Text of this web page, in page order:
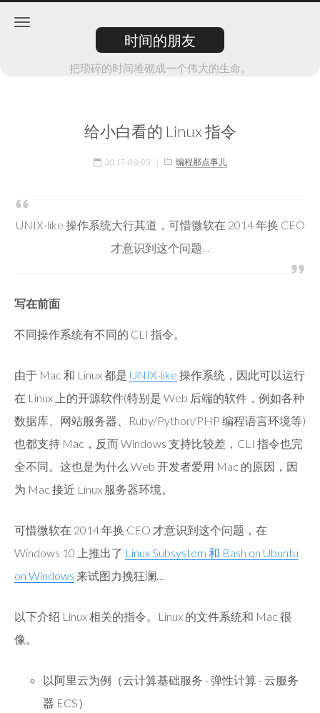
时间的朋友
把琐碎的时间堆砌成一个伟大的生命。
给小白看的 Linux 指令
2017-08-05 | 编程那点事儿
UNIX-like 操作系统大行其道，可惜微软在 2014 年换 CEO
才意识到这个问题…
写在前面
不同操作系统有不同的 CLI 指令。
由于 Mac 和 Linux 都是 UNIX-like 操作系统，因此可以运行
在 Linux 上的开源软件(特别是 Web 后端的软件，例如各种
数据库、网站服务器、Ruby/Python/PHP 编程语言环境等)
也都支持 Mac，反而 Windows 支持比较差，CLI 指令也完
全不同。这也是为什么 Web 开发者爱用 Mac 的原因，因
为 Mac 接近 Linux 服务器环境。
可惜微软在 2014 年换 CEO 才意识到这个问题，在
Windows 10 上推出了 Linux Subsystem 和 Bash on Ubuntu
on Windows 来试图力挽狂澜…
以下介绍 Linux 相关的指令。Linux 的文件系统和 Mac 很
像。
以阿里云为例（云计算基础服务 - 弹性计算 - 云服务
器 ECS）